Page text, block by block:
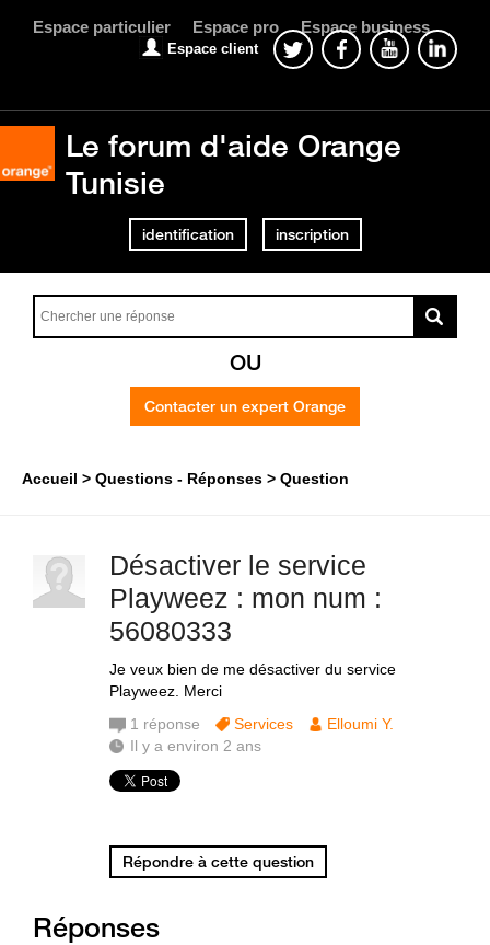
Espace particulier Espace pro Espace business
Espace client
Le forum d'aide Orange
Tunisie
identification inscription
OU
Contacter un expert Orange
Accueil Questions - Réponses Question
Désactiver le service
Playweez : mon num :
56080333
Je veux bien de me désactiver du service
Playweez. Merci
1 réponse Services
Elloumi Y.
Il y a environ 2 ans
Répondre à cette question
Réponses